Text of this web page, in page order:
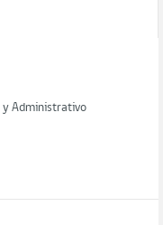
y Administrativo